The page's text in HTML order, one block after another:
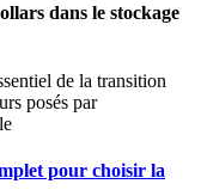
dans le stockage
de la transition
posés par
pour choisir la